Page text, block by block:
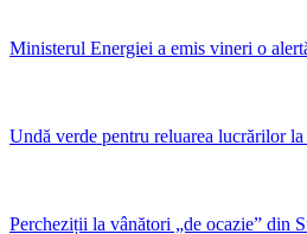
Ministerul Energiei a emis vineri o
Undă verde pentru reluarea lucrărilor
Percheziții la vânători „de ocazie” din